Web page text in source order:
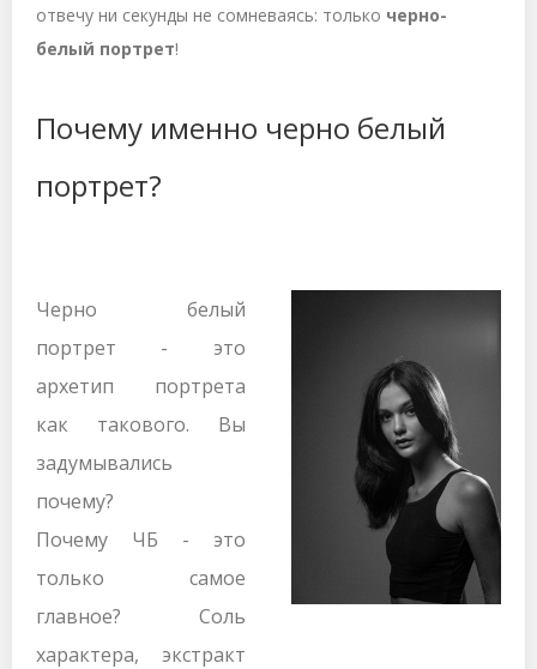
отвечу ни секунды не сомневаясь: только черно-
белый портрет!
Почему именно черно белый
портрет?
Черно белый
портрет - это
архетип портрета
как такового. Вы
задумывались
почему?
Почему ЧБ - это
только самое
главное? Соль
характера, экстракт